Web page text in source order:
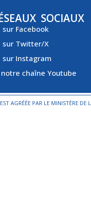
SOCIAUX
Facebook
sur Twitter/X
sur Instagram
chaîne Youtube
AGRÉÉE PAR LE MINISTÈRE DE